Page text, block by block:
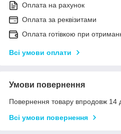
Оплата на рахунок
Оплата за реквізитами
Оплата готівкою при
Всі умови оплати
Умови повернення
Повернення товару впродовж 14
Всі умови повернення